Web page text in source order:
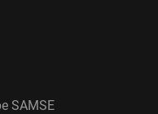
SAMSE